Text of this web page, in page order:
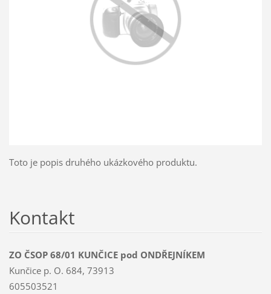
Toto je popis druhého ukázkového produktu.
Kontakt
ZO ČSOP 68/01 KUNČICE pod ONDŘEJNÍKEM
Kunčice p. O. 684, 73913
605503521